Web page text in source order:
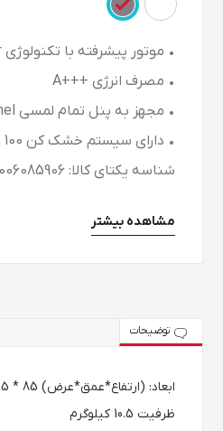
• موتور پیشرفته با تکنولوژی Direct Drive Inverter
• مصرف انرژی +++A
• مجهز به پنل تمام لمسی Full Touch Panel
• دارای سیستم خشک کن 100 % با ظرفیت 6 کیلوگرم
شناسه یکتای کالا: 2800006085906
مشاهده بیشتر
توضیحات
ابعاد: (ارتفاع*عمق*عرض) 85 * 61.5 * 60 سانتی متر
ظرفیت 10.5 کیلوگرم